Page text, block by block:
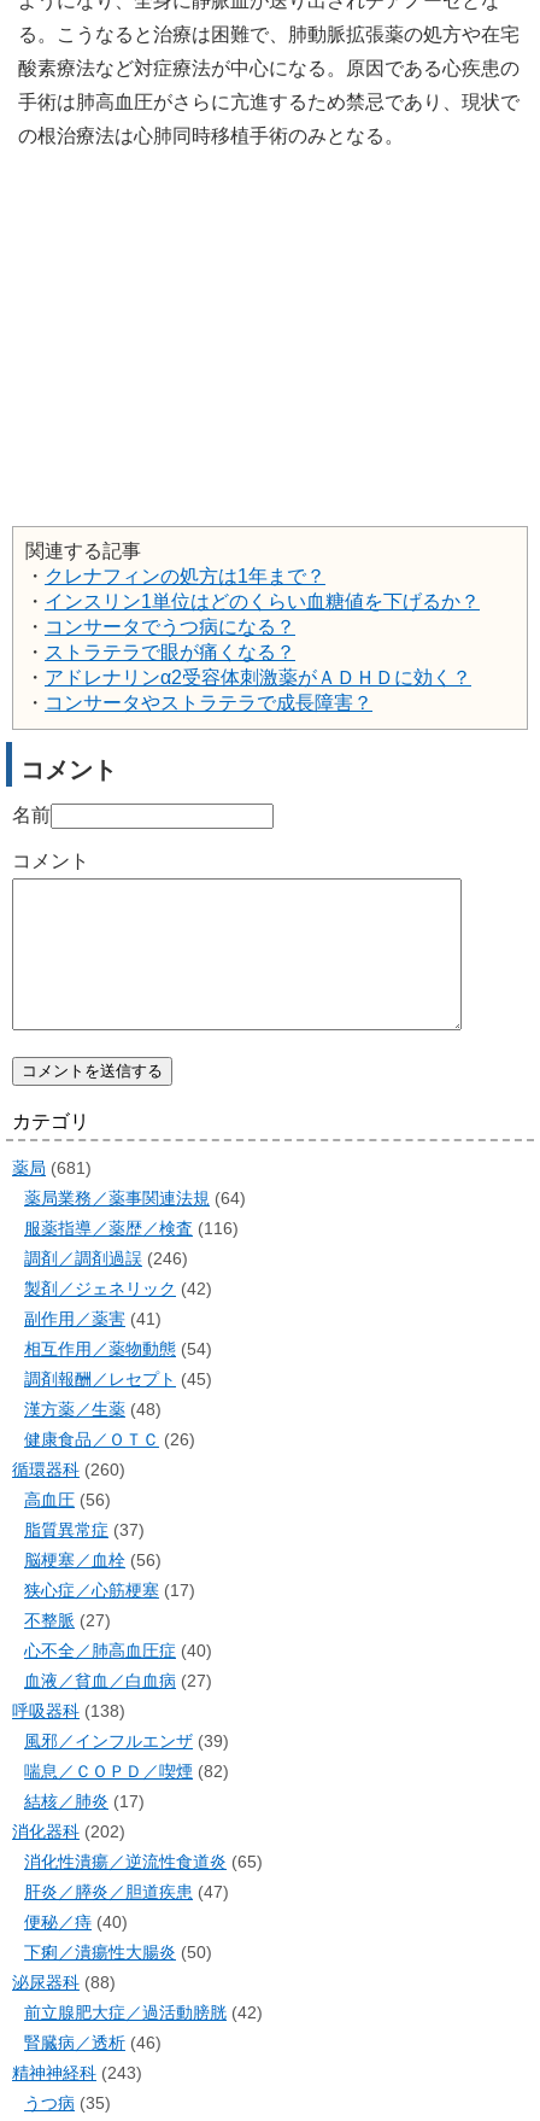
る。こうなると治療は困難で、肺動脈拡張薬の処方や在宅
酸素療法など対症療法が中心になる。原因である心疾患の
手術は肺高血圧がさらに亢進するため禁忌であり、現状で
の根治療法は心肺同時移植手術のみとなる。
関連する記事
・ クレナフィンの処方は1年まで？
・ インスリン1単位はどのくらい血糖値を下げるか？
・ コンサータでうつ病になる？
・ ストラテラで眼が痛くなる？
・ アドレナリンα2受容体刺激薬がＡＤＨＤに効く？
・ コンサータやストラテラで成長障害？
コメント
名前
コメント
カテゴリ
薬局 (681)
薬局業務／薬事関連法規 (64)
服薬指導／薬歴／検査 (116)
調剤／調剤過誤 (246)
製剤／ジェネリック (42)
副作用／薬害 (41)
相互作用／薬物動態 (54)
調剤報酬／レセプト (45)
漢方薬／生薬 (48)
健康食品／ＯＴＣ (26)
循環器科 (260)
高血圧 (56)
脂質異常症 (37)
脳梗塞／血栓 (56)
狭心症／心筋梗塞 (17)
不整脈 (27)
心不全／肺高血圧症 (40)
血液／貧血／白血病 (27)
呼吸器科 (138)
風邪／インフルエンザ (39)
喘息／ＣＯＰＤ／喫煙 (82)
結核／肺炎 (17)
消化器科 (202)
消化性潰瘍／逆流性食道炎 (65)
肝炎／膵炎／胆道疾患 (47)
便秘／痔 (40)
下痢／潰瘍性大腸炎 (50)
泌尿器科 (88)
前立腺肥大症／過活動膀胱 (42)
腎臓病／透析 (46)
精神神経科 (243)
うつ病 (35)